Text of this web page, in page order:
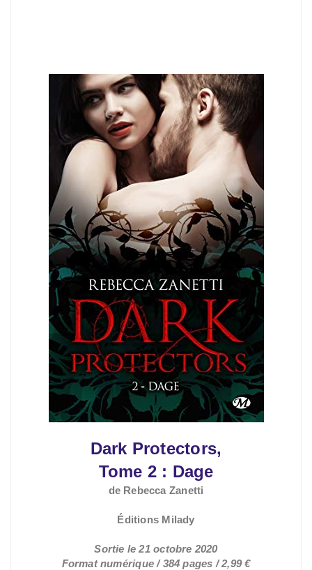
Dark Protectors,
Tome 2 : Dage
de Rebecca Zanetti
Éditions Milady
Sortie le 21 octobre 2020
Format numérique / 384 pages / 2,99 €